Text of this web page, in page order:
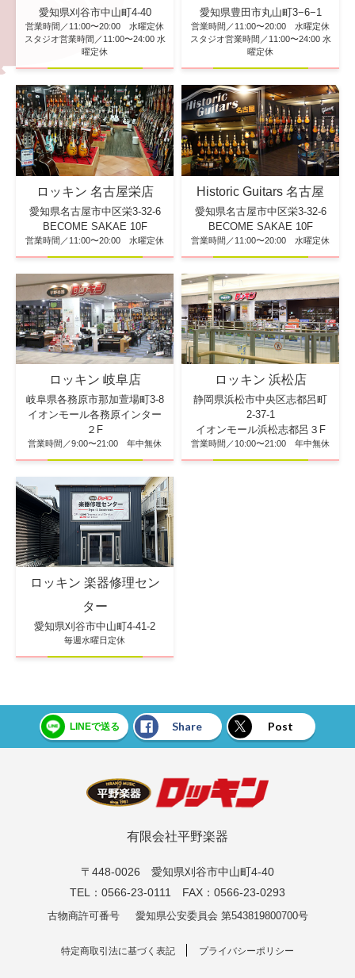
愛知県刈谷市中山町4-40
営業時間／11:00〜20:00 水曜定休
スタジオ営業時間／11:00〜24:00 水
曜定休
愛知県豊田市丸山町3−6−1
営業時間／11:00〜20:00 水曜定休
スタジオ営業時間／11:00〜24:00 水
曜定休
ロッキン 名古屋栄店
愛知県名古屋市中区栄3-32-6
BECOME SAKAE 10F
営業時間／11:00〜20:00 水曜定休
Historic Guitars 名古屋
愛知県名古屋市中区栄3-32-6
BECOME SAKAE 10F
営業時間／11:00〜20:00 水曜定休
ロッキン 岐阜店
岐阜県各務原市那加萱場町3-8
イオンモール各務原インター
２F
営業時間／9:00〜21:00 年中無休
ロッキン 浜松店
静岡県浜松市中央区志都呂町
2-37-1
イオンモール浜松志都呂３F
営業時間／10:00〜21:00 年中無休
ロッキン 楽器修理セン
ター
愛知県刈谷市中山町4-41-2
毎週水曜日定休
LINEで送る Share Post
有限会社平野楽器
〒448-0026 愛知県刈谷市中山町4-40
TEL：0566-23-0111 FAX：0566-23-0293
古物商許可番号 愛知県公安委員会 第543819800700号
特定商取引法に基づく表記 プライバシーポリシー